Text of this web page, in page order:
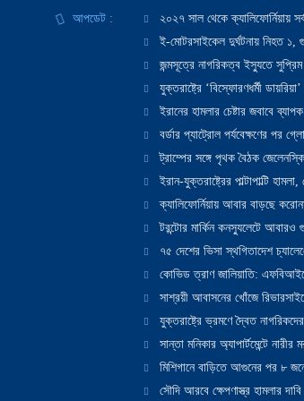
আপডেট :
২০২৭ সাল থেকে ক্যালিফোর্নিয়ায়
ই-মোটরসাইকেল দুর্ঘটনায় নিহত
জন্মসূত্রে নাগরিকত্ব ইস্যুতে
যুক্তরাষ্ট্রে ‘বিস্ফোরণধর্মী
ইরানের হামলার চেষ্টার জবাবে
বর্ডার প্যাট্রোল পর্যবেক্ষণের পর
ট্রাম্পের সঙ্গে পৃথক বৈঠক
ইরান-যুক্তরাষ্ট্রের পাল্টাপাল্টি
ক্যালিফোর্নিয়ায় আবার বাড়ছে
টরন্টোর মার্কিন কনস্যুলেটে আবারও
৭৫ দেশের ভিসা স্থগিতাদেশ
কোভিড ত্রাণ জালিয়াতি:
সাশ্রয়ী আবাসনের খোঁজে
যুক্তরাষ্ট্রে ভ্রমণে দ্বৈত
সান্তা মনিকার অ্যাপার্টমেন্টে
মিশিগানে বাড়িতে আগুনের পর ৮
সৌদি আরবে ক্ষেপণাস্ত্র হামলার